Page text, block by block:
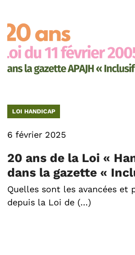
LOI HANDICAP
6 février 2025
20 ans de la Loi «
dans la gazette «
Quelles sont les avancées et
depuis la Loi de (…)